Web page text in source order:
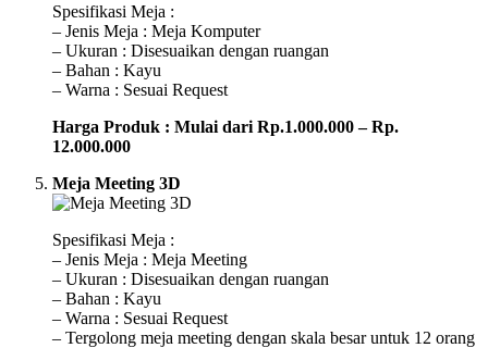
Spesifikasi Meja :
– Jenis Meja : Meja Komputer
– Ukuran : Disesuaikan dengan ruangan
– Bahan : Kayu
– Warna : Sesuai Request
Harga Produk : Mulai dari Rp.1.000.000 – Rp.
12.000.000
Meja Meeting 3D
Spesifikasi Meja :
– Jenis Meja : Meja Meeting
– Ukuran : Disesuaikan dengan ruangan
– Bahan : Kayu
– Warna : Sesuai Request
– Tergolong meja meeting dengan skala besar untuk 12 orang